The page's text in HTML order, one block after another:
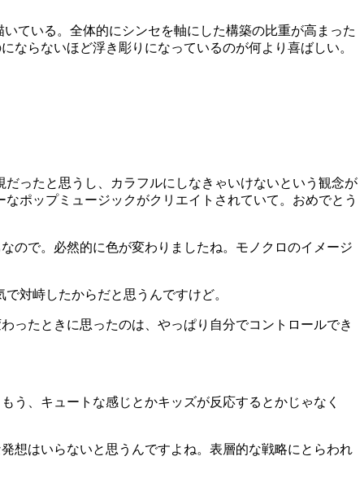
ている。全体的にシンセを軸にした構築の比重が高まった
らないほど浮き彫りになっているのが何より喜ばしい。
ったと思うし、カラフルにしなきゃいけないという観念が
ポップミュージックがクリエイトされていて。おめでとう
ので。必然的に色が変わりましたね。モノクロのイメージ
対峙したからだと思うんですけど。
ったときに思ったのは、やっぱり自分でコントロールでき
う、キュートな感じとかキッズが反応するとかじゃなく
想はいらないと思うんですよね。表層的な戦略にとらわれ